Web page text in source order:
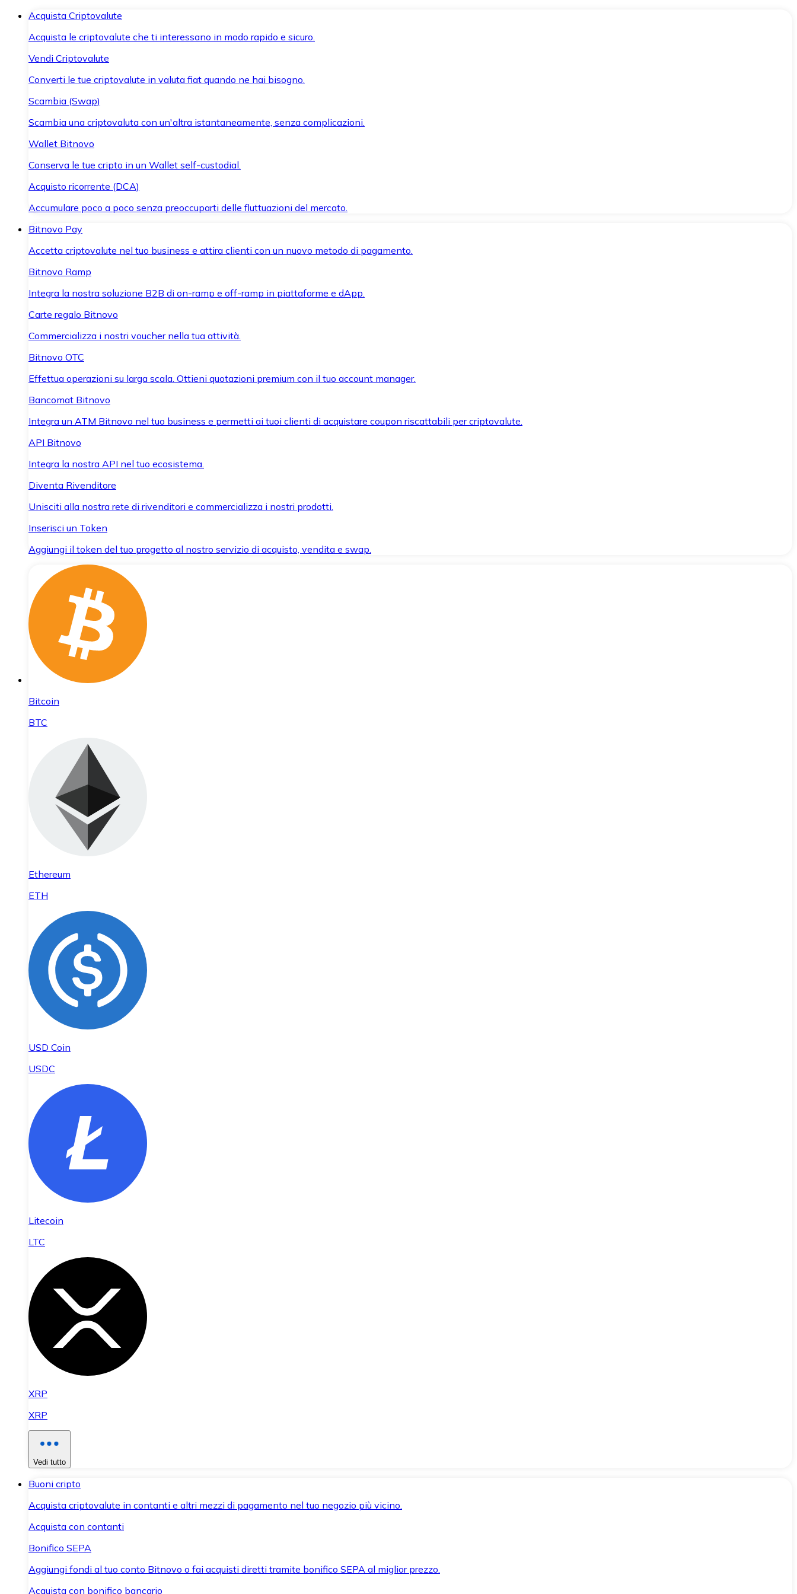
Acquista Criptovalute
Acquista le criptovalute che ti interessano in modo rapido e sicuro.
Vendi Criptovalute
Converti le tue criptovalute in valuta fiat quando ne hai bisogno.
Scambia (Swap)
Scambia una criptovaluta con un'altra istantaneamente, senza complicazioni.
Wallet Bitnovo
Conserva le tue cripto in un Wallet self-custodial.
Acquisto ricorrente (DCA)
Accumulare poco a poco senza preoccuparti delle fluttuazioni del mercato.
Bitnovo Pay
Accetta criptovalute nel tuo business e attira clienti con un nuovo metodo di pagamento.
Bitnovo Ramp
Integra la nostra soluzione B2B di on-ramp e off-ramp in piattaforme e dApp.
Carte regalo Bitnovo
Commercializza i nostri voucher nella tua attività.
Bitnovo OTC
Effettua operazioni su larga scala. Ottieni quotazioni premium con il tuo account manager.
Bancomat Bitnovo
Integra un ATM Bitnovo nel tuo business e permetti ai tuoi clienti di acquistare coupon riscattabili per criptovalute.
API Bitnovo
Integra la nostra API nel tuo ecosistema.
Diventa Rivenditore
Unisciti alla nostra rete di rivenditori e commercializza i nostri prodotti.
Inserisci un Token
Aggiungi il token del tuo progetto al nostro servizio di acquisto, vendita e swap.
Bitcoin
BTC
Ethereum
ETH
USD Coin
USDC
Litecoin
LTC
XRP
XRP
Vedi tutto
Buoni cripto
Acquista criptovalute in contanti e altri mezzi di pagamento nel tuo negozio più vicino.
Acquista con contanti
Bonifico SEPA
Aggiungi fondi al tuo conto Bitnovo o fai acquisti diretti tramite bonifico SEPA al miglior prezzo.
Acquista con bonifico bancario